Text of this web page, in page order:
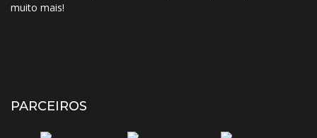
muito mais!
PARCEIROS